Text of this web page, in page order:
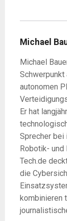
Michael
Michael
Schwerpunkt
autonomen
Er hat
Sprecher bei
Robotik-
Tech.de
die
kombinieren